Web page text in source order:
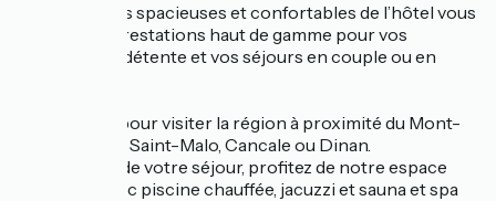
Les chambres spacieuses et confortables de l’hôtel vous
offrent des prestations haut de gamme pour vos
moments de détente et vos séjours en couple ou en
Un lieu idéal pour visiter la région à proximité du Mont-
Saint-Michel, Saint-Malo, Cancale ou Dinan.
Tout au long de votre séjour, profitez de notre espace
aquatique avec piscine chauffée, jacuzzi et sauna et spa